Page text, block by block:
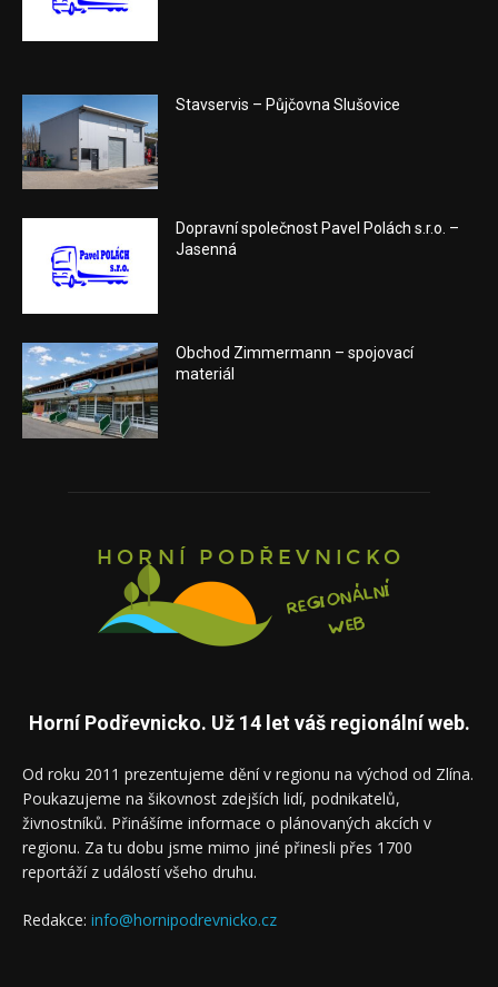
Stavservis – Půjčovna Slušovice
Dopravní společnost Pavel Polách s.r.o. –
Jasenná
Obchod Zimmermann – spojovací
materiál
Horní Podřevnicko. Už 14 let váš regionální web.
Od roku 2011 prezentujeme dění v regionu na východ od Zlína.
Poukazujeme na šikovnost zdejších lidí, podnikatelů,
živnostníků. Přinášíme informace o plánovaných akcích v
regionu. Za tu dobu jsme mimo jiné přinesli přes 1700
reportáží z událostí všeho druhu.
Redakce: info@hornipodrevnicko.cz